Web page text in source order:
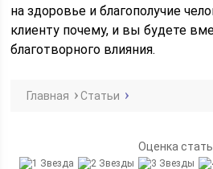
на здоровье и благополучие
клиенту почему, и вы будете
благотворного влияния.
Главная Статьи
Оценка